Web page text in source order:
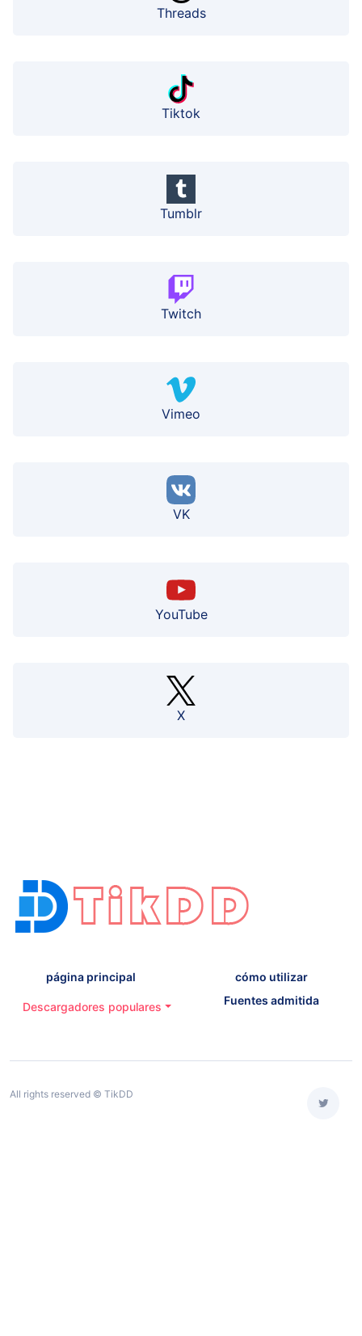
Threads
Tiktok
Tumblr
Twitch
Vimeo
VK
YouTube
X
página principal cómo utilizar
Descargadores populares Fuentes admitida
All rights reserved © TikDD